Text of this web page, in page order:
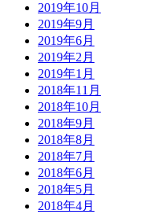
2019年10月
2019年9月
2019年6月
2019年2月
2019年1月
2018年11月
2018年10月
2018年9月
2018年8月
2018年7月
2018年6月
2018年5月
2018年4月